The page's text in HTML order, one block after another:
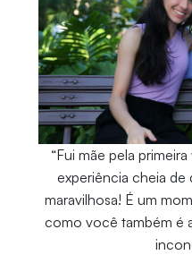
“Fui mãe pela
experiência cheia de
maravilhosa! É um
como você também é